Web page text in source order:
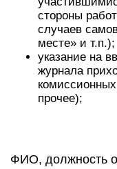
стороны
случаев
месте» и т.п.);
указание на
журнала
прочее);
ФИО, должность